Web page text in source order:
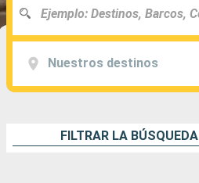
Nuestros destinos
FILTRAR LA BÚSQUEDA